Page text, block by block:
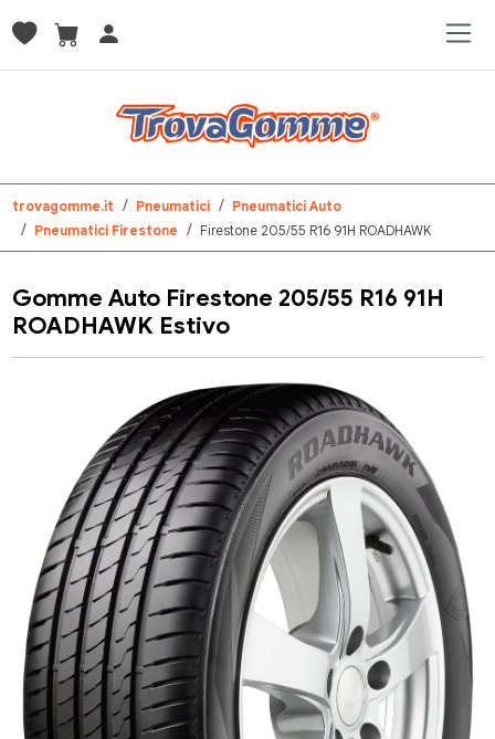
trovagomme.it Pneumatici
Pneumatici Auto
Pneumatici Firestone
Firestone 205/55 R16 91H ROADHAWK
Gomme Auto Firestone 205/55 R16 91H
ROADHAWK Estivo